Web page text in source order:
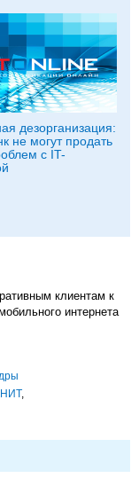
дезорганизация:
не могут продать
с IT-
клиентам к
интернета
,